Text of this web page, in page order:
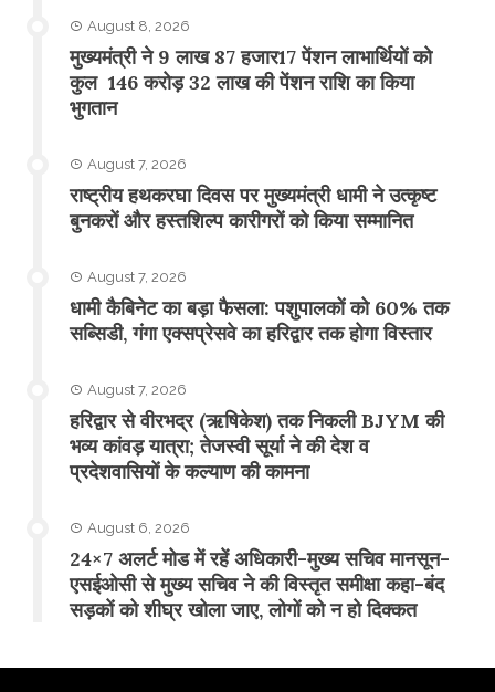
August 8, 2026
मुख्यमंत्री ने 9 लाख 87 हजार17 पेंशन लाभार्थियों को
कुल 146 करोड़ 32 लाख की पेंशन राशि का किया
भुगतान
August 7, 2026
राष्ट्रीय हथकरघा दिवस पर मुख्यमंत्री धामी ने उत्कृष्ट
बुनकरों और हस्तशिल्प कारीगरों को किया सम्मानित
August 7, 2026
​धामी कैबिनेट का बड़ा फैसला: पशुपालकों को 60% तक
सब्सिडी, गंगा एक्सप्रेसवे का हरिद्वार तक होगा विस्तार
August 7, 2026
​हरिद्वार से वीरभद्र (ऋषिकेश) तक निकली BJYM की
भव्य कांवड़ यात्रा; तेजस्वी सूर्या ने की देश व
प्रदेशवासियों के कल्याण की कामना
August 6, 2026
24×7 अलर्ट मोड में रहें अधिकारी-मुख्य सचिव मानसून-
एसईओसी से मुख्य सचिव ने की विस्तृत समीक्षा कहा-बंद
सड़कों को शीघ्र खोला जाए, लोगों को न हो दिक्कत